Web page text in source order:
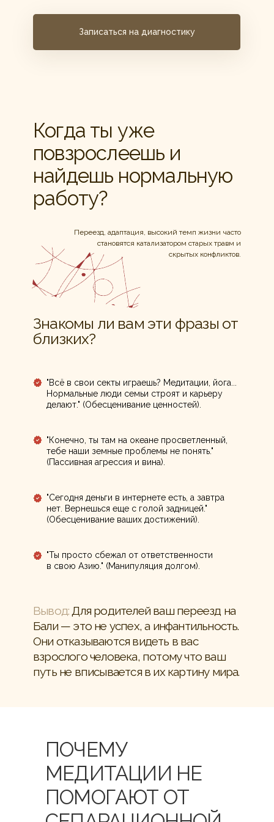
Записаться на диагностику
Когда ты уже
повзрослеешь и
найдешь нормальную
работу?
Переезд, адаптация, высокий темп жизни часто
становятся катализатором старых травм и
скрытых конфликтов.
"Всё в свои секты играешь? Медитации, йога...
Нормальные люди семьи строят и карьеру
делают." (Обесценивание ценностей).
"Ты просто сбежал от ответственности
в свою Азию." (Манипуляция долгом).
"Сегодня деньги в интернете есть, а завтра
нет. Вернешься еще с голой задницей."
(Обесценивание ваших достижений).
"Конечно, ты там на океане просветленный,
тебе наши земные проблемы не понять."
(Пассивная агрессия и вина).
Знакомы ли вам эти фразы от
близких?
Вывод: Для родителей ваш переезд на
Бали — это не успех, а инфантильность.
Они отказываются видеть в вас
взрослого человека, потому что ваш
путь не вписывается в их картину мира.
ПОЧЕМУ
МЕДИТАЦИИ НЕ
ПОМОГАЮТ ОТ